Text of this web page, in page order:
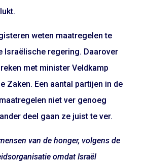
weten maatregelen te
Israëlische regering. Daarover
met minister Veldkamp
Zaken. Een aantal partijen in de
niet ver genoeg
deel gaan ze juist te ver.
van de honger, volgens de
omdat Israël